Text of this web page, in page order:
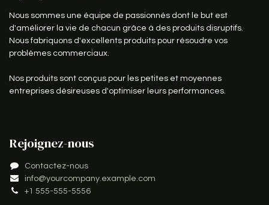
Nous sommes une équipe de passionnés dont le but est
d'améliorer la vie de chacun grâce à des produits disruptifs.
Nous fabriquons d'excellents produits pour résoudre vos
problèmes commerciaux.
Nos produits sont conçus pour les petites et moyennes
entreprises désireuses d'optimiser leurs performances.
Rejoignez-nous
Contactez-nous
info@yourcompany.example.com
+1 555-555-5556